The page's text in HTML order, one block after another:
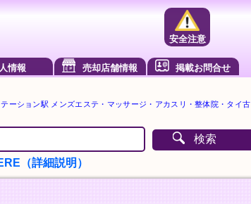
安全注意
情報 売却店舗情報 掲載お問合せ
ーション駅 メンズエステ・マッサージ・アカスリ・整体院・タイ古
検索
（詳細説明）